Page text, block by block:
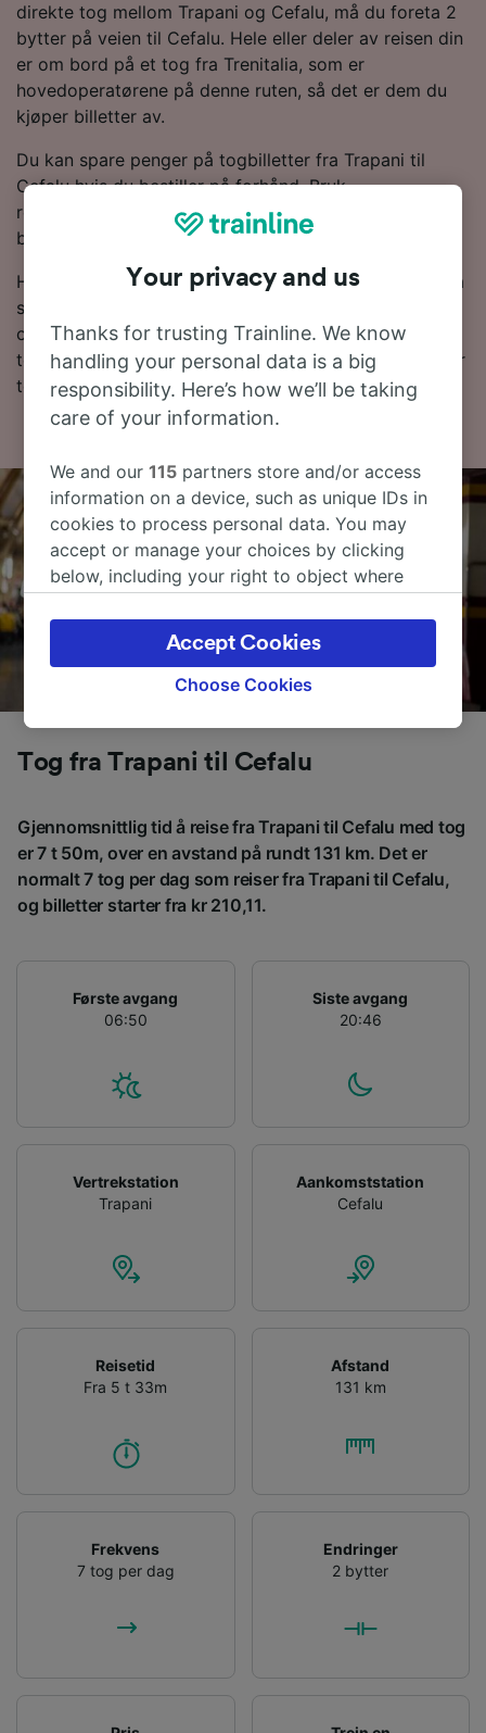
direkte tog mellom Trapani og Cefalu, må du foreta 2
bytter på veien til Cefalu. Hele eller deler av reisen din
er om bord på et tog fra Trenitalia, som er
hovedoperatørene på denne ruten, så det er dem du
kjøper billetter av.
Du kan spare penger på togbilletter fra Trapani til
Cefalu hvis du bestiller på forhånd. Bruk
reiseplanleggeren øverst på siden for å sammenligne
billettpriser og få de laveste prisene.
Hvis du vil vite mer om reisen, kan du lese videre for å
se rutetabeller, tips om å finne billetter til en lav pris
og vanlige spørsmål, inkludert dagens første og siste
tog. Vil du gå rett til bestillingen? Start søket ditt etter
togbilletter hos oss i dag!
Tog fra Trapani til Cefalu
Gjennomsnittlig tid å reise fra Trapani til Cefalu med tog
er 7 t 50m, over en avstand på rundt 131 km. Det er
normalt 7 tog per dag som reiser fra Trapani til Cefalu,
og billetter starter fra kr 210,11.
Første avgang
06:50
Siste avgang
20:46
Vertrekstation
Trapani
Aankomststation
Cefalu
Reisetid
Fra 5 t 33m
Afstand
131 km
Frekvens
7 tog per dag
Endringer
2 bytter
Your privacy and us
Thanks for trusting Trainline. We know
handling your personal data is a big
responsibility. Here’s how we’ll be taking
care of your information.
We and our115 partners store and/or access
information on a device, such as unique IDs in
cookies to process personal data. You may
accept or manage your choices by clicking
below, including your right to object where
the privacy policy page. These choices will be
signaled to our partners and will not affect
browsing data. Your data will not be used for
track you.
We and our partners process data to provide:
device characteristics for identification. Store
and/or access information on a device.
Personalised advertising and content,
advertising and content measurement,
audience research and services development.
Choose Cookies
Accept Cookies